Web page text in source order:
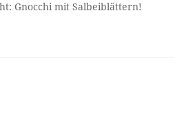
Gnocchi mit Salbeiblättern!